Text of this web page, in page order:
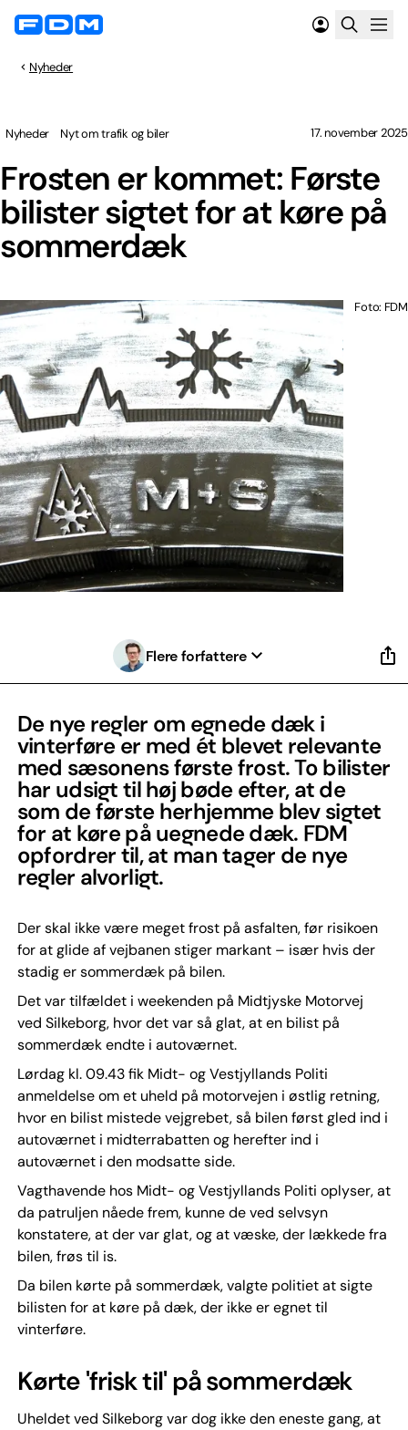
Nyheder
Frosten er kommet: Første
bilister sigtet for at køre på
sommerdæk
Nyheder Nyt om trafik og biler 17. november 2025
Foto: FDM
Flere forfattere
De nye regler om egnede dæk i
vinterføre er med ét blevet relevante
med sæsonens første frost. To bilister
har udsigt til høj bøde efter, at de
som de første herhjemme blev sigtet
for at køre på uegnede dæk. FDM
opfordrer til, at man tager de nye
regler alvorligt.
Der skal ikke være meget frost på asfalten, før risikoen
for at glide af vejbanen stiger markant – især hvis der
stadig er sommerdæk på bilen.
Det var tilfældet i weekenden på Midtjyske Motorvej
ved Silkeborg, hvor det var så glat, at en bilist på
sommerdæk endte i autoværnet.
Lørdag kl. 09.43 fik Midt- og Vestjyllands Politi
anmeldelse om et uheld på motorvejen i østlig retning,
hvor en bilist mistede vejgrebet, så bilen først gled ind i
autoværnet i midterrabatten og herefter ind i
autoværnet i den modsatte side.
Vagthavende hos Midt- og Vestjyllands Politi oplyser, at
da patruljen nåede frem, kunne de ved selvsyn
konstatere, at der var glat, og at væske, der lækkede fra
bilen, frøs til is.
Da bilen kørte på sommerdæk, valgte politiet at sigte
bilisten for at køre på dæk, der ikke er egnet til
vinterføre.
Kørte 'frisk til' på sommerdæk
Uheldet ved Silkeborg var dog ikke den eneste gang, at